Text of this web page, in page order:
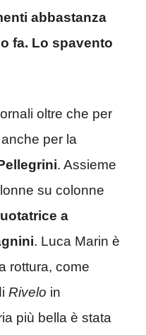
abbastanza
fa. Lo spavento
oltre che per
per la
. Assieme
su colonne
a
. Luca Marin è
rottura, come
Rivelo in
più bella è stata